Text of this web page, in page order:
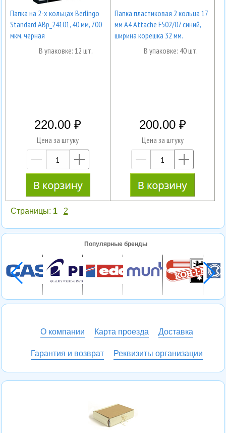
Папка на 2-х кольцах Berlingo
Standard ABp_24101, 40 мм, 700
мкм, черная
В упаковке: 12 шт.
220.00
Цена за штуку
—
Папка пластиковая 2 кольца 17
мм А4 Attache F502/07 синий,
ширина корешка 32 мм.
В упаковке: 40 шт.
200.00
Цена за штуку
—
Страницы: 1 2
Популярные бренды
О компании Карта проезда Доставка
Гарантия и возврат Реквизиты организации